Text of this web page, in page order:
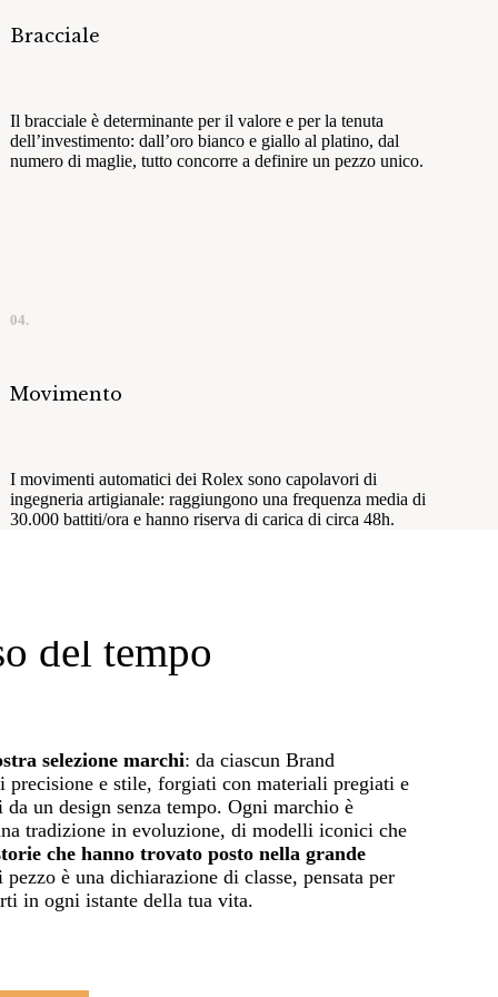
Bracciale
Il bracciale è determinante per il valore e per la tenuta
dell’investimento: dall’oro bianco e giallo al platino, dal
numero di maglie, tutto concorre a definire un pezzo unico.
04.
Movimento
I movimenti automatici dei Rolex sono capolavori di
ingegneria artigianale: raggiungono una frequenza media di
30.000 battiti/ora e hanno riserva di carica di circa 48h.
del tempo
selezione marchi: da ciascun Brand
precisione e stile, forgiati con materiali pregiati e
da un design senza tempo. Ogni marchio è
tradizione in evoluzione, di modelli iconici che
che hanno trovato posto nella grande
è una dichiarazione di classe, pensata per
in ogni istante della tua vita.